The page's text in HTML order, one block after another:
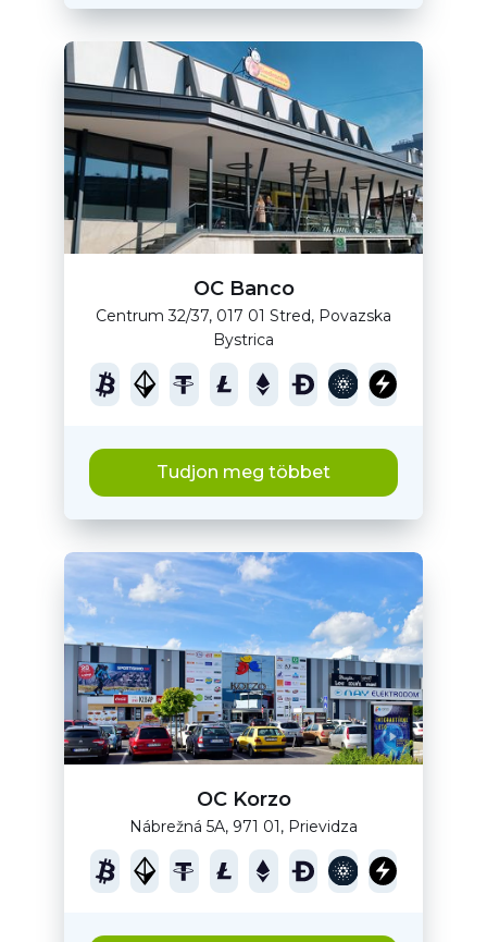
OC Banco
Centrum 32/37, 017 01 Stred, Povazska
Bystrica
Tudjon meg többet
OC Korzo
Nábrežná 5A, 971 01, Prievidza